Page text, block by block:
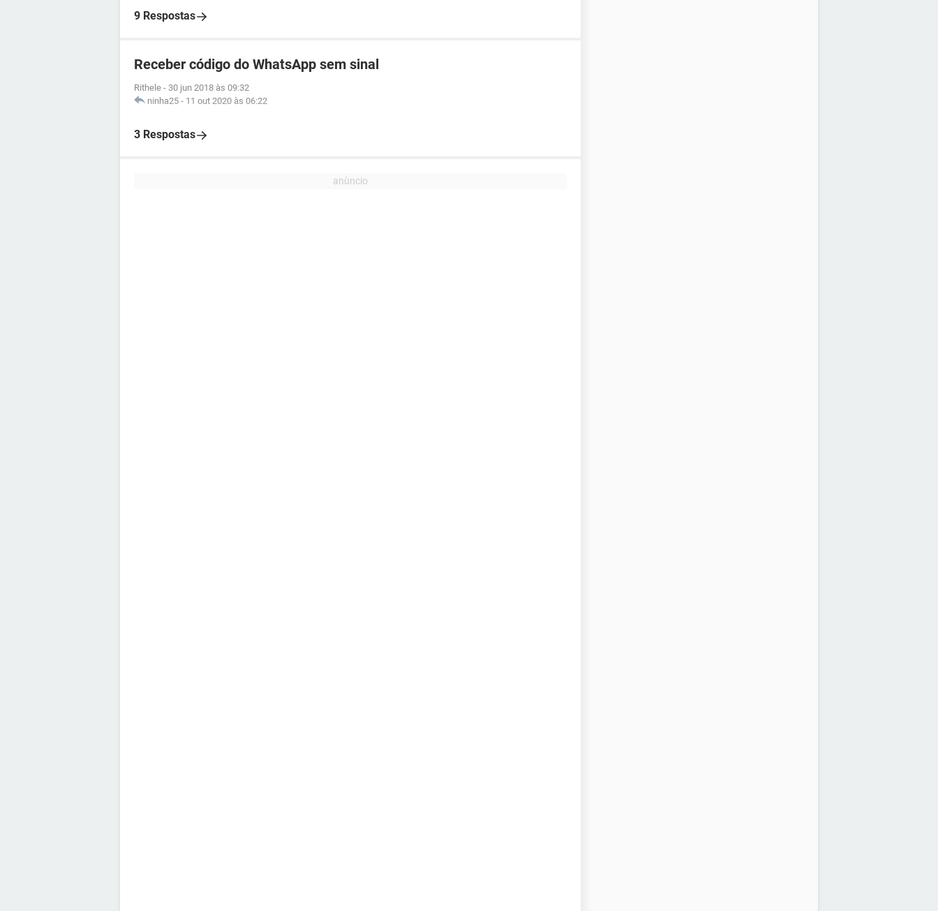
9 Respostas
Receber código do WhatsApp sem sinal
Rithele - 30 jun 2018 às 09:32
ninha25 - 11 out 2020 às 06:22
3 Respostas